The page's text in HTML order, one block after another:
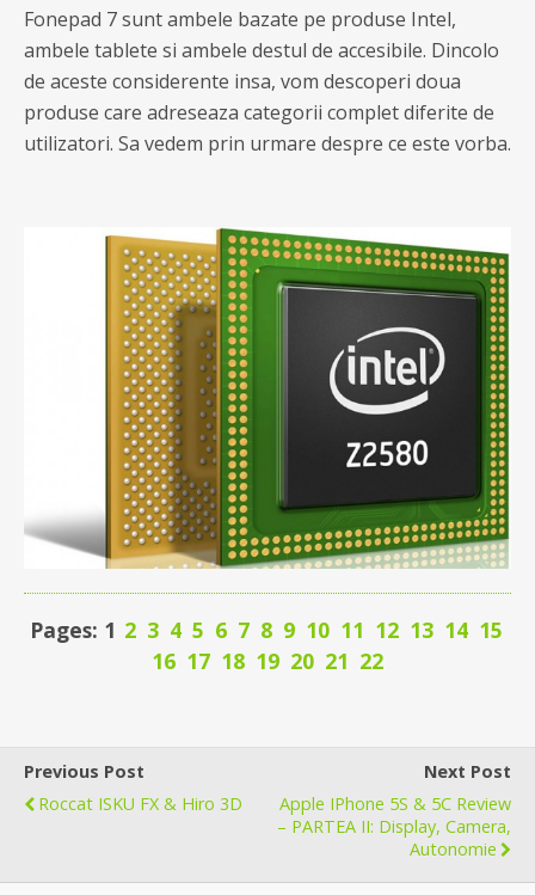
Fonepad 7 sunt ambele bazate pe produse Intel,
ambele tablete si ambele destul de accesibile. Dincolo
de aceste considerente insa, vom descoperi doua
produse care adreseaza categorii complet diferite de
utilizatori. Sa vedem prin urmare despre ce este vorba.
Pages: 1 2 3 4 5 6 7 8 9 10 11 12 13 14 15
16 17 18 19 20 21 22
Previous Post
Roccat ISKU FX & Hiro 3D
Next Post
Apple IPhone 5S & 5C Review
– PARTEA II: Display, Camera,
Autonomie